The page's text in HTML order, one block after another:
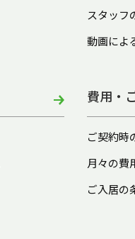
スタッフ
動画によ
費用・
ご契約時
月々の費
ご入居の